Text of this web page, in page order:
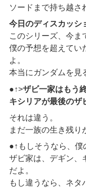
ソードまで持ち越さ
今日のディスカッシ
このシリーズ、今ま
僕の予想を超えてい
よ。
本当にガンダムを見
●↑>ザビ一家はもう
キシリアが最後のザ
それは違う。
まだ一族の生き残り
●↑もしそうなら、僕
ザビ家は、デギン、
だよ。
もし違うなら、ネタ